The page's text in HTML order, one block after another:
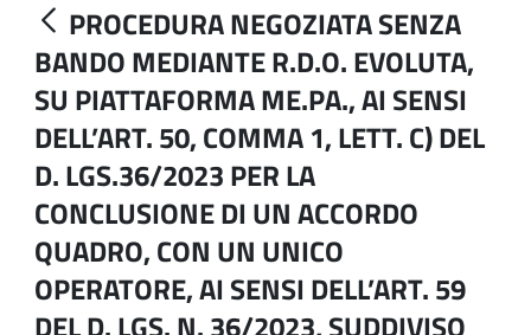
PROCEDURA NEGOZIATA SENZA
BANDO MEDIANTE R.D.O. EVOLUTA,
SU PIATTAFORMA ME.PA., AI SENSI
DELL’ART. 50, COMMA 1, LETT. C) DEL
D. LGS.36/2023 PER LA
CONCLUSIONE DI UN ACCORDO
QUADRO, CON UN UNICO
OPERATORE, AI SENSI DELL’ART. 59
DEL D. LGS. N. 36/2023, SUDDIVISO